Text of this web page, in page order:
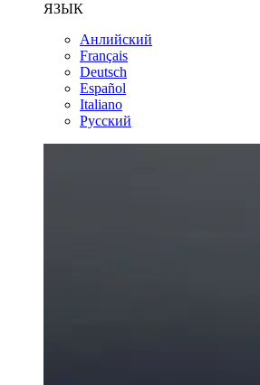
ЯЗЫК
Анлийский
Français
Deutsch
Español
Italiano
Русский